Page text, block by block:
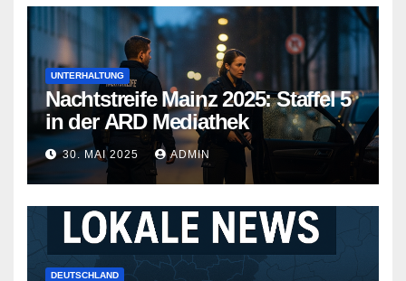
UNTERHALTUNG
Nachtstreife Mainz 2025: Staffel 5
in der ARD Mediathek
30. MAI 2025 ADMIN
DEUTSCHLAND